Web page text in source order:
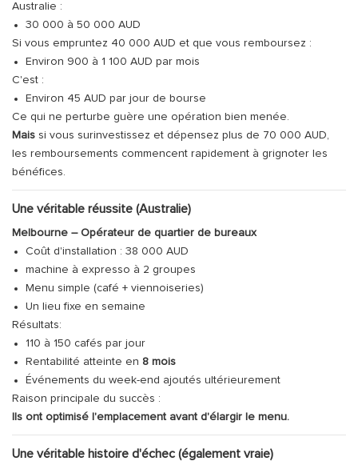
Australie :
30 000 à 50 000 AUD
Si vous empruntez 40 000 AUD et que vous remboursez :
Environ 900 à 1 100 AUD par mois
C'est :
Environ 45 AUD par jour de bourse
Ce qui ne perturbe guère une opération bien menée.
Mais si vous surinvestissez et dépensez plus de 70 000 AUD,
les remboursements commencent rapidement à grignoter les
bénéfices.
Une véritable réussite (Australie)
Melbourne – Opérateur de quartier de bureaux
Coût d'installation : 38 000 AUD
machine à expresso à 2 groupes
Menu simple (café + viennoiseries)
Un lieu fixe en semaine
Résultats:
110 à 150 cafés par jour
Rentabilité atteinte en 8 mois
Événements du week-end ajoutés ultérieurement
Raison principale du succès :
Ils ont optimisé l'emplacement avant d'élargir le menu.
Une véritable histoire d'échec (également vraie)